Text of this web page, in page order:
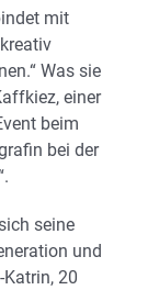
mit
Was sie
einer
beim
bei der
seine
und
20